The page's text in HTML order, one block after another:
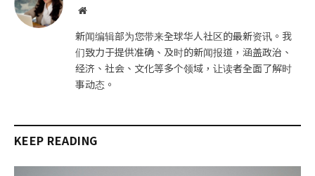
网
新闻编辑部为您带来全球华人社区的最新资讯。我
们致力于提供准确、及时的新闻报道，涵盖政治、
经济、社会、文化等多个领域，让读者全面了解时
事动态。
KEEP READING